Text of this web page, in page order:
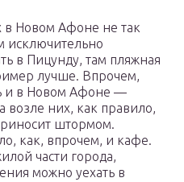
в Новом Афоне не так
исключительно
в Пицунду, там пляжная
лучше. Впрочем,
и в Новом Афоне —
возле них, как правило,
штормом.
как, впрочем, и кафе.
части города,
можно уехать в